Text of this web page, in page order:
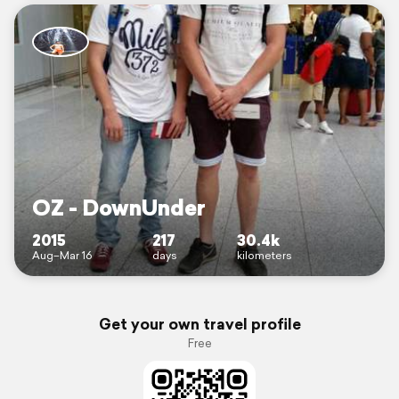
OZ - DownUnder
2015
Aug–Mar 16
217
days
30.4k
kilometers
Get your own travel profile
Free